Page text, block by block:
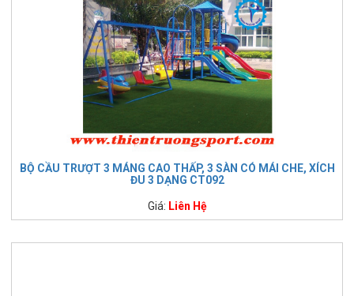
BỘ CẦU TRƯỢT 3 MÁNG CAO THẤP, 3 SÀN CÓ MÁI CHE, XÍCH
ĐU 3 DẠNG CT092
Giá: Liên Hệ